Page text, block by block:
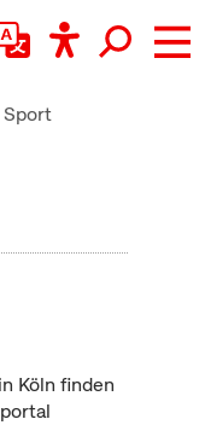
Köln finden